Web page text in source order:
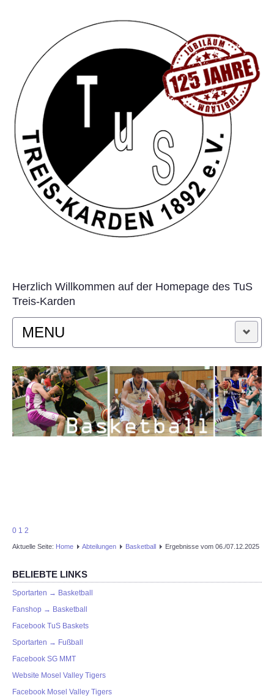
Herzlich Willkommen auf der Homepage des TuS
Treis-Karden
MENU
STARTSEITE
AKTUELLES
VEREIN
0 1 2
Aktuelle Seite: Home Abteilungen Basketball Ergebnisse vom 06./07.12.2025
BELIEBTE LINKS
Sportarten → Basketball
Fanshop → Basketball
Facebook TuS Baskets
Sportarten → Fußball
Facebook SG MMT
Website Mosel Valley Tigers
Facebook Mosel Valley Tigers